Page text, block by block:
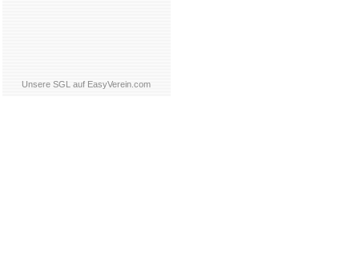
Unsere SGL auf EasyVerein.com